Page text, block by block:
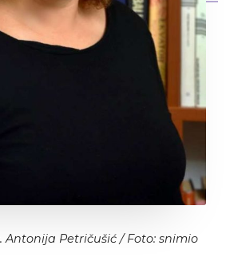
Antonija Petričušić / Foto: snimio